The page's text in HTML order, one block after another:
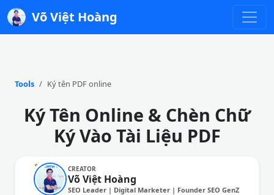
Võ Việt Hoàng
Tools Ký tên PDF online
Ký Tên Online & Chèn Chữ
Ký Vào Tài Liệu PDF
CREATOR
Võ Việt Hoàng
SEO Leader | Digital Marketer | Founder SEO GenZ